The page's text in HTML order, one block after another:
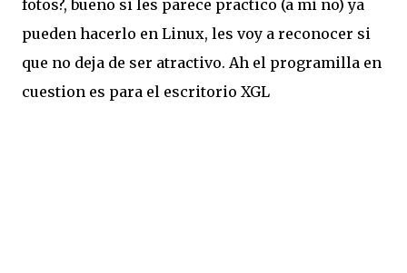
fotos?, bueno si les parece practico (a mi no) ya
pueden hacerlo en Linux, les voy a reconocer si
que no deja de ser atractivo. Ah el programilla en
cuestion es para el escritorio XGL